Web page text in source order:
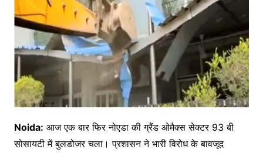
Noida: आज एक बार फिर नोएडा की ग्रैंड ओमैक्स सेक्टर 93 बी
सोसायटी में बुलडोजर चला। प्रशासन ने भारी विरोध के बावजूद